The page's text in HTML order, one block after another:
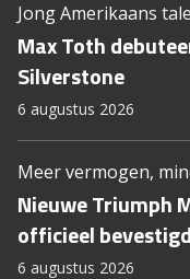
Jong Amerikaans
Max Toth
Silverstone
6 augustus 2026
Meer vermogen,
Nieuwe Triumph
officieel bevestigd
6 augustus 2026